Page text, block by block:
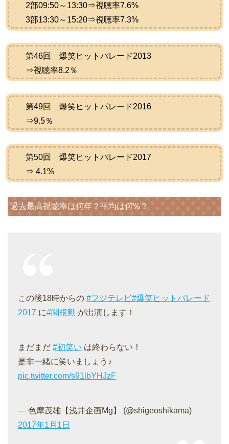
2部09:50～13:30⇒視聴率7.6%
3部13:30～15:20⇒視聴率7.3%
第46回 爆笑ヒットパレード2013
⇒視聴率8.2％
第49回 爆笑ヒットパレード2016
⇒9.5％
第50回 爆笑ヒットパレード2017
⇒ 4.1%
過去最高視聴率は何年？平均は何%？
この後18時からの #フジテレビ#爆笑ヒットパレード
2017 に#関根勤 が出演します！
まだまだ #初笑い は終わらない！
是非一緒に笑いましょう♪
pic.twitter.com/s91lbYHJzF
— 色摩茂雄【浅井企画Mg】 (@shigeoshikama)
2017年1月1日